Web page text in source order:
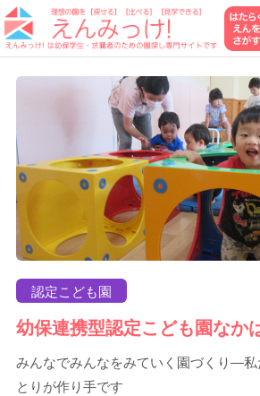
認定こども園
幼保連携型認定こども園なか
みんなでみんなをみていく園づくり―
とりが作り手です